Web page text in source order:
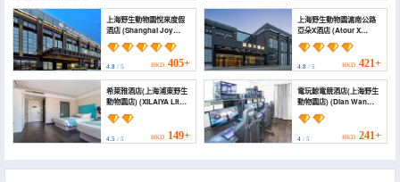
上海野生動物園悅來度假
酒店 (Shanghai Joy
International Resort
Hotel (Wild Animal
Park))
4.8 / 5 HKD 405+
上海野生動物園滬南公路
亞朵X酒店 (Atour X
Hotel, Shanghai
International Tourism
Wild Animal Park)
4.8/ 5 HKD 421+
希萊雅酒店(上海浦東野生
動物園店) (XILAIYA Lite
(Shanghai Pudong
Airport, International
Tourism Resort))
4.5 / 5 HKD 149+
電玩鯨電競酒店(上海野生
動物園店) (Dian Wan
Jing Esports Hotel
(Shanghai Wild Animal
Park Branch))
4/ 5 HKD 241+